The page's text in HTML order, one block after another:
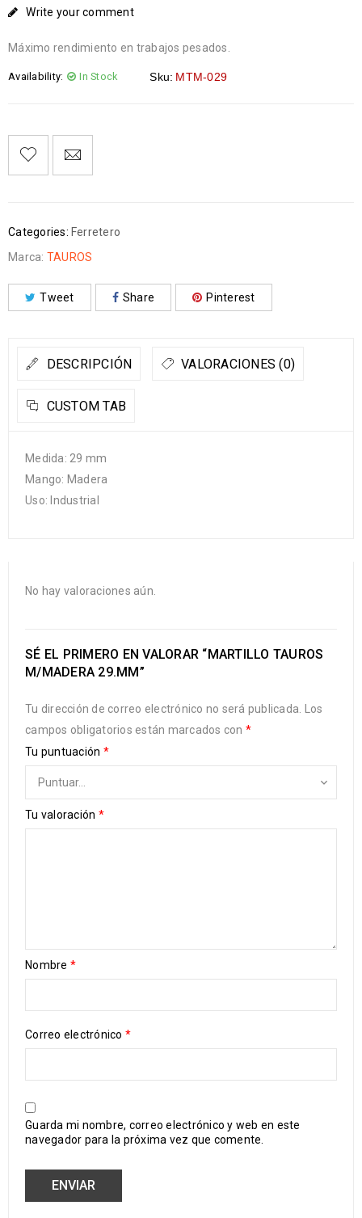
Write your comment
Máximo rendimiento en trabajos pesados.
Availability: In Stock Sku: MTM-029
Categories: Ferretero
Marca: TAUROS
Tweet Share Pinterest
DESCRIPCIÓN VALORACIONES (0)
CUSTOM TAB
Medida: 29 mm
Mango: Madera
Uso: Industrial
No hay valoraciones aún.
SÉ EL PRIMERO EN VALORAR “MARTILLO TAUROS
M/MADERA 29.MM”
Tu dirección de correo electrónico no será publicada. Los
campos obligatorios están marcados con *
Tu puntuación *
Tu valoración *
Nombre *
Correo electrónico *
Guarda mi nombre, correo electrónico y web en este
navegador para la próxima vez que comente.